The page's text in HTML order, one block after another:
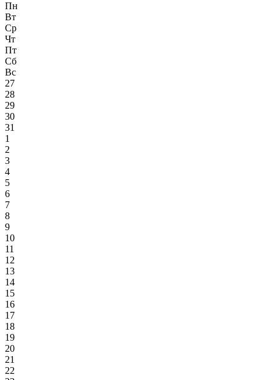
Пн
Вт
Ср
Чт
Пт
Сб
Вс
27
28
29
30
31
1
2
3
4
5
6
7
8
9
10
11
12
13
14
15
16
17
18
19
20
21
22